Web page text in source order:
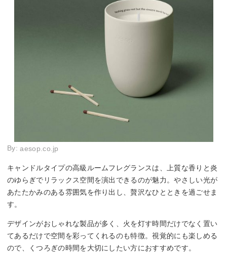
By:aesop.co.jp
キャンドルタイプの高級ルームフレグランスは、上質な香りと炎
のゆらぎでリラックス空間を演出できるのが魅力。やさしい光が
あたたかみのある雰囲気を作り出し、贅沢なひとときを過ごせま
す。
デザインがおしゃれな製品が多く、火を灯す時間だけでなく置い
てあるだけで空間を彩ってくれるのも特徴。視覚的にも楽しめる
ので、くつろぎの時間を大切にしたい方におすすめです。